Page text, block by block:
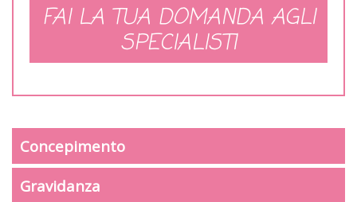
FAI LA TUA DOMANDA AGLI
SPECIALISTI
Concepimento
Gravidanza